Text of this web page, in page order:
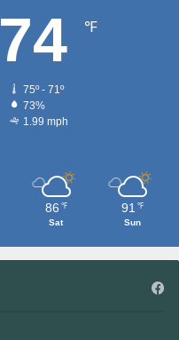
74 ℉
75º - 71º
73%
1.99 mph
86 ℉
Sat
91 ℉
Sun